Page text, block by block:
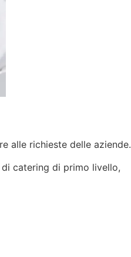
alle richieste delle aziende.
catering di primo livello,